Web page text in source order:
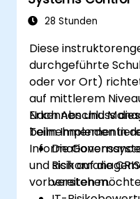
28 Stunden
Diese
durchgeführte
oder vor Ort)
auf mittlerem
Erkennen und
beim
und sich auf die
vorbereiten
Nach Abschluss
Teilnehmenden in
Die
verstehen.